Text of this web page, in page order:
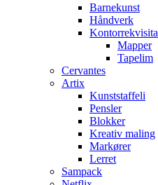
Barnekunst
Håndverk
Kontorrekvisita
Mapper
Tapelim
Cervantes
Artix
Kunststaffeli
Pensler
Blokker
Kreativ maling
Markører
Lerret
Sampack